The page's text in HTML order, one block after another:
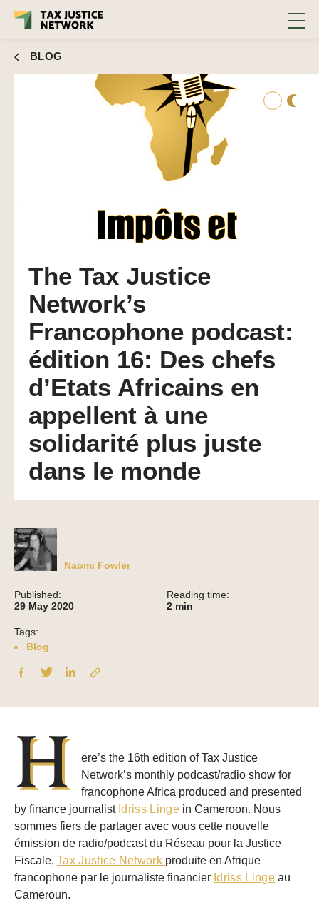
BLOG
The Tax Justice
Network’s
Francophone podcast:
édition 16: Des chefs
d’Etats Africains en
appellent à une
solidarité plus juste
dans le monde
Naomi Fowler
Published:
29 May 2020
Reading time:
2 min
Tags:
Blog
H
ere’s the 16th edition of Tax Justice
Network’s monthly podcast/radio show for
francophone Africa produced and presented
by finance journalist Idriss Lingein Cameroon. Nous
sommes fiers de partager avec vous cette nouvelle
émission de radio/podcast du Réseau pour la Justice
Fiscale, Tax Justice Network produite en Afrique
francophone par le journaliste financier Idriss Lingeau
Cameroun.